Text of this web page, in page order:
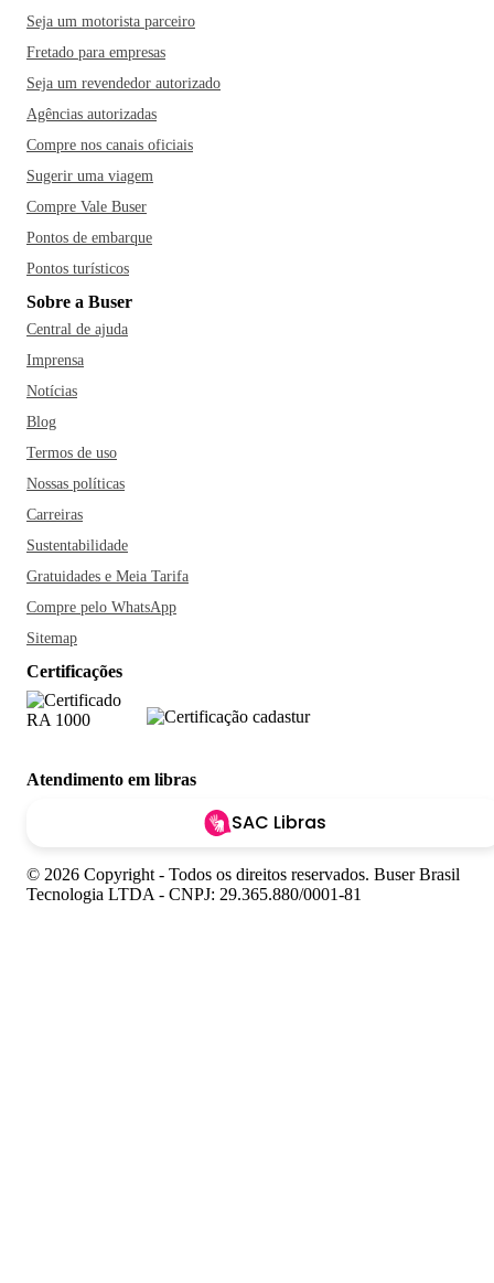
Seja um motorista parceiro
Fretado para empresas
Seja um revendedor autorizado
Agências autorizadas
Compre nos canais oficiais
Sugerir uma viagem
Compre Vale Buser
Pontos de embarque
Pontos turísticos
Sobre a Buser
Central de ajuda
Imprensa
Notícias
Blog
Termos de uso
Nossas políticas
Carreiras
Sustentabilidade
Gratuidades e Meia Tarifa
Compre pelo WhatsApp
Sitemap
Certificações
Atendimento em libras
SAC Libras
© 2026 Copyright - Todos os direitos reservados. Buser Brasil
Tecnologia LTDA - CNPJ: 29.365.880/0001-81